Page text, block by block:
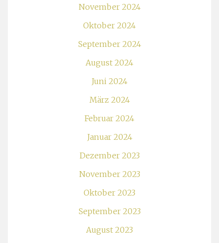
November 2024
Oktober 2024
September 2024
August 2024
Juni 2024
März 2024
Februar 2024
Januar 2024
Dezember 2023
November 2023
Oktober 2023
September 2023
August 2023